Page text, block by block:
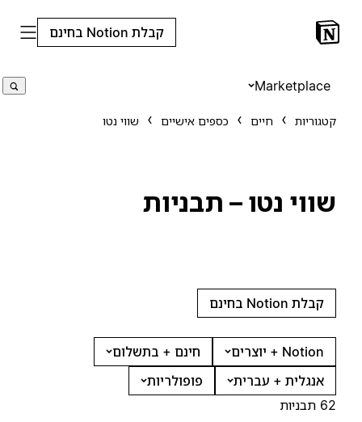
קבלת Notion בחינם
Marketplace
קטגוריות חיים כספים אישיים שווי נטו
שווי נטו – תבניות
קבלת Notion בחינם
Notion + יוצרים
חינם + בתשלום
אנגלית + עברית
פופולריות
62 תבניות